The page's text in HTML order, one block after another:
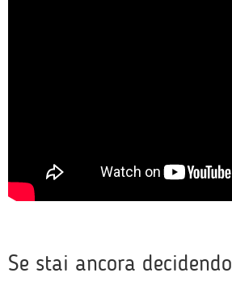
Se stai ancora decidendo